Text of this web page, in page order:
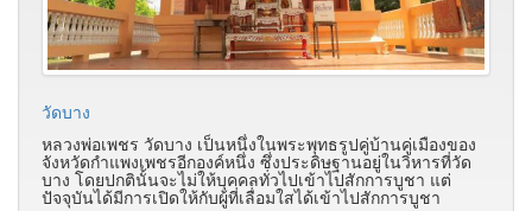
วัดบาง
หลวงพ่อเพชร วัดบาง เป็นหนึ่งในพระพุทธรูปคู่บ้านคู่เมืองของ
จังหวัดกำแพงเพชรอีกองค์หนึ่ง ซึ่งประดิษฐานอยู่ในวิหารที่วัด
บาง โดยปกตินั้นจะไม่ให้บุคคลทั่วไปเข้าไปสักการบูชา แต่
ปัจจุบันได้มีการเปิดให้กับผู้ที่เลื่อมใสได้เข้าไปสักการบูชา